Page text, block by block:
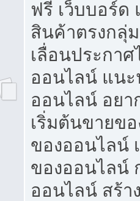
ฟรี เว็บบอร์ด
สินค้าตรงกลุ่
เลื่อนประกา
ออนไลน์ แนะ
ออนไลน์ อย
เริ่มต้นขายข
ของออนไลน์
ของออนไลน์
ออนไลน์ สร้า